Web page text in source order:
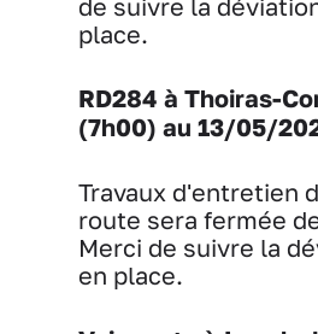
de suivre la
place.
RD284 à Thoiras-
(7h00) au 13/05/
Travaux d'entretien
route sera fermée
Merci de suivre la
en place.